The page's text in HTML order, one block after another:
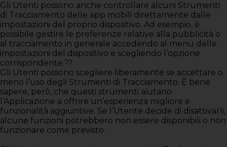
Gli Utenti possono anche controllare alcuni Strumenti
di Tracciamento delle app mobili direttamente dalle
impostazioni del proprio dispositivo. Ad esempio, è
possibile gestire le preferenze relative alla pubblicità o
al tracciamento in generale accedendo al menu delle
impostazioni del dispositivo e scegliendo l’opzione
corrispondente.??
Gli Utenti possono scegliere liberamente se accettare o
meno l’uso degli Strumenti di Tracciamento. È bene
sapere, però, che questi strumenti aiutano
l’Applicazione a offrire un’esperienza migliore e
funzionalità aggiuntive. Se l’Utente decide di disattivarli,
alcune funzioni potrebbero non essere disponibili o non
funzionare come previsto.